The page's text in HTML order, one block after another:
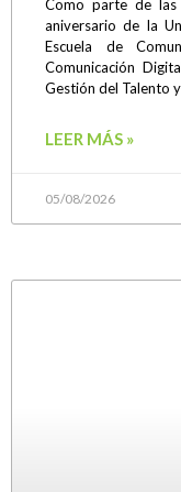
Como parte de las
aniversario de la
Escuela de
Comunicación
Gestión del Talento
LEER MÁS »
05/08/2026